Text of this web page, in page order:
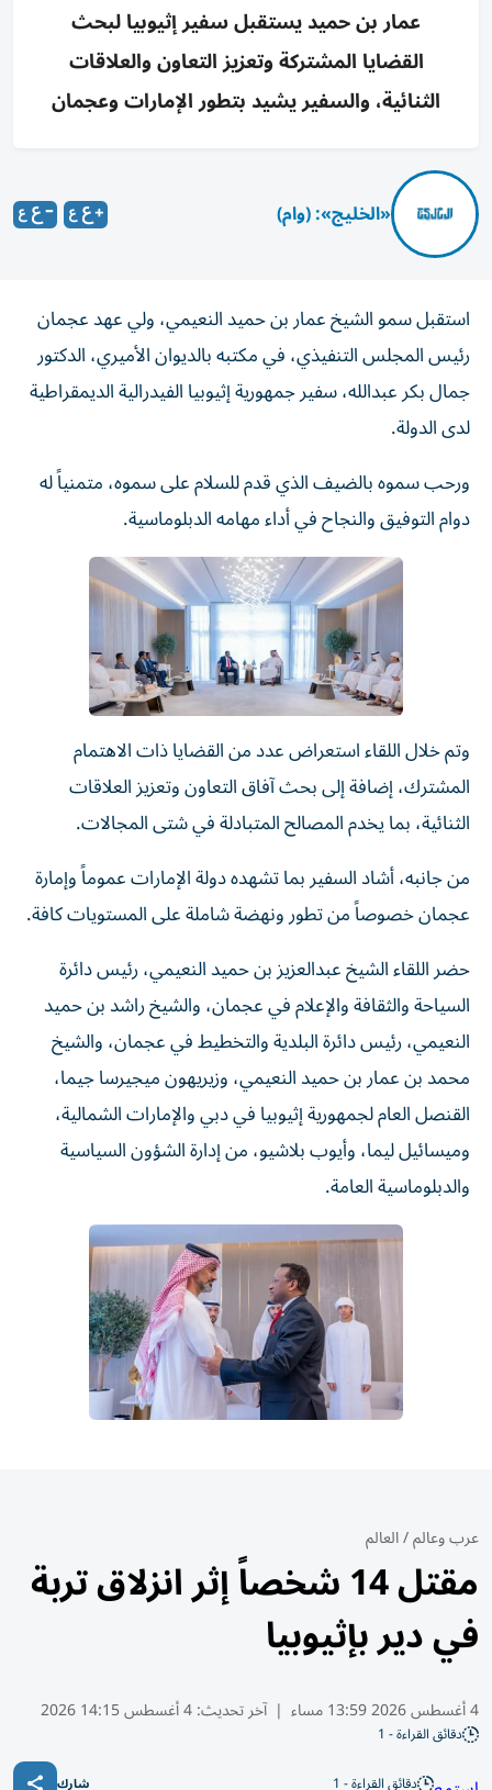
عمار بن حميد يستقبل سفير إثيوبيا لبحث
القضايا المشتركة وتعزيز التعاون والعلاقات
الثنائية، والسفير يشيد بتطور الإمارات وعجمان
«الخليج»: (وام)
استقبل سمو الشيخ عمار بن حميد النعيمي، ولي عهد عجمان
رئيس المجلس التنفيذي، في مكتبه بالديوان الأميري، الدكتور
جمال بكر عبدالله، سفير جمهورية إثيوبيا الفيدرالية الديمقراطية
لدى الدولة.
ورحب سموه بالضيف الذي قدم للسلام على سموه، متمنياً له
دوام التوفيق والنجاح في أداء مهامه الدبلوماسية.
وتم خلال اللقاء استعراض عدد من القضايا ذات الاهتمام
المشترك، إضافة إلى بحث آفاق التعاون وتعزيز العلاقات
الثنائية، بما يخدم المصالح المتبادلة في شتى المجالات.
من جانبه، أشاد السفير بما تشهده دولة الإمارات عموماً وإمارة
عجمان خصوصاً من تطور ونهضة شاملة على المستويات كافة.
حضر اللقاء الشيخ عبدالعزيز بن حميد النعيمي، رئيس دائرة
السياحة والثقافة والإعلام في عجمان، والشيخ راشد بن حميد
النعيمي، رئيس دائرة البلدية والتخطيط في عجمان، والشيخ
محمد بن عمار بن حميد النعيمي، وزيريهون ميجيرسا جيما،
القنصل العام لجمهورية إثيوبيا في دبي والإمارات الشمالية،
وميسائيل ليما، وأيوب بلاشيو، من إدارة الشؤون السياسية
والدبلوماسية العامة.
عرب وعالم/العالم
مقتل 14 شخصاً إثر انزلاق تربة
في دير بإثيوبيا
4 أغسطس 2026 13:59 مساء | آخر تحديث:4 أغسطس 14:15 2026
دقائق القراءة - 1
دقائق القراءة - 1 شارك